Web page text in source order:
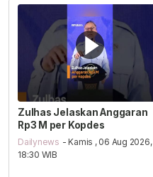
Zulhas Jelaskan Anggaran
Rp3 M per Kopdes
Dailynews - Kamis , 06 Aug 2026,
18:30 WIB